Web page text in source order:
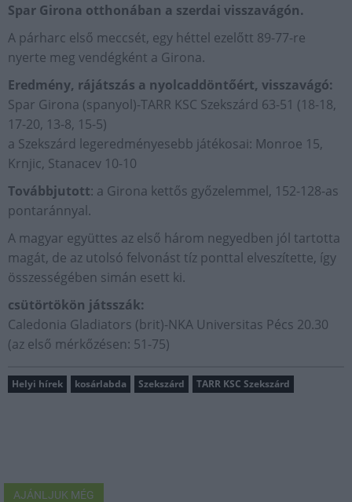
Spar Girona otthonában a szerdai visszavágón.
A párharc első meccsét, egy héttel ezelőtt 89-77-re
nyerte meg vendégként a Girona.
Eredmény, rájátszás a nyolcaddöntőért, visszavágó:
Spar Girona (spanyol)-TARR KSC Szekszárd 63-51 (18-18,
17-20, 13-8, 15-5)
a Szekszárd legeredményesebb játékosai: Monroe 15,
Krnjic, Stanacev 10-10
Továbbjutott: a Girona kettős győzelemmel, 152-128-as
pontaránnyal.
A magyar együttes az első három negyedben jól tartotta
magát, de az utolsó felvonást tíz ponttal elveszítette, így
összességében simán esett ki.
csütörtökön játsszák:
Caledonia Gladiators (brit)-NKA Universitas Pécs 20.30
(az első mérkőzésen: 51-75)
Helyi hírek kosárlabda Szekszárd TARR KSC Szekszárd
AJÁNLJUK MÉG